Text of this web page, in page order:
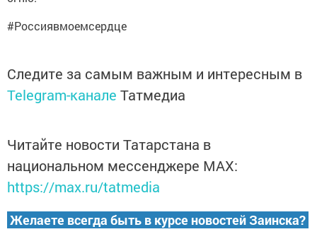
#Россиявмоемсердце
Следите за самым важным и интересным в
Telegram-канале Татмедиа
Читайте новости Татарстана в
национальном мессенджере MАХ:
https://max.ru/tatmedia
Желаете всегда быть в курсе новостей Заинска?